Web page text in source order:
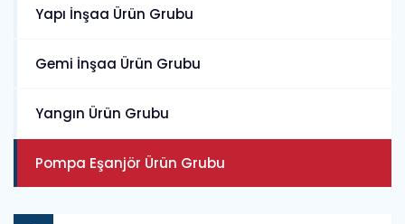
Yapı İnşaa Ürün Grubu
Gemi İnşaa Ürün Grubu
Yangın Ürün Grubu
Pompa Eşanjör Ürün Grubu